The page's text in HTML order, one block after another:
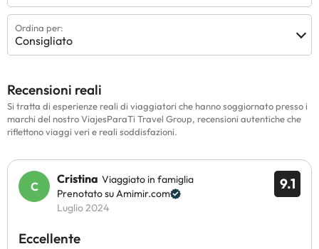
Ordina per:
Consigliato
Recensioni reali
Si tratta di esperienze reali di viaggiatori che hanno soggiornato presso i
marchi del nostro ViajesParaTi Travel Group, recensioni autentiche che
riflettono viaggi veri e reali soddisfazioni.
9.1
Cristina Viaggiato in famiglia
Prenotato su Amimir.com
Luglio 2024
Eccellente